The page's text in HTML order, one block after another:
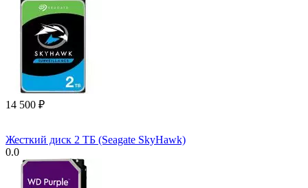
14 500 ₽
Жесткий диск 2 ТБ (Seagate SkyHawk)
0.0